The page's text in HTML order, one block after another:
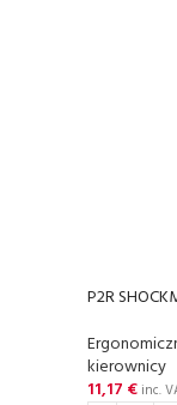
P2R
kierownicy
11,17 € inc.